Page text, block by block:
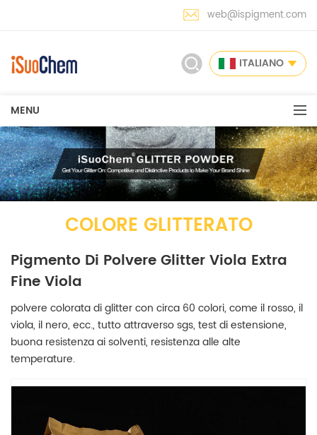
web@ispigment.com
ITALIANO
MENU
COLORE GLITTERATO
Pigmento Di Polvere Glitter Viola Extra
Fine Viola
polvere colorata di glitter con circa 60 colori, come il rosso, il
viola, il nero, ecc., tutto attraverso sgs, test di estensione,
buona resistenza ai solventi, resistenza alle alte
temperature.